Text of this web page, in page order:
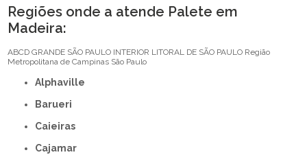
Regiões onde a atende Palete em
Madeira:
ABCD GRANDE SÃO PAULO INTERIOR LITORAL DE SÃO PAULO Região
Metropolitana de Campinas São Paulo
Alphaville
Barueri
Caieiras
Cajamar